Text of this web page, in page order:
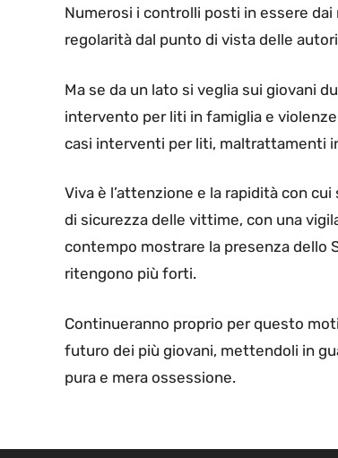
Numerosi i controlli posti in essere dai
regolarità dal punto di vista delle
Ma se da un lato si veglia sui giovani
intervento per liti in famiglia e
casi interventi per liti, maltrattamenti
Viva è l’attenzione e la rapidità con
di sicurezza delle vittime, con una
contempo mostrare la presenza dello
ritengono più forti.
Continueranno proprio per questo
futuro dei più giovani, mettendoli in
pura e mera ossessione.